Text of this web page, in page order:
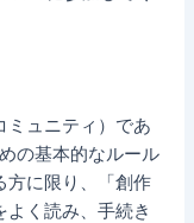
ミュニティ）であ
の基本的なルール
方に限り、「創作
く読み、手続き